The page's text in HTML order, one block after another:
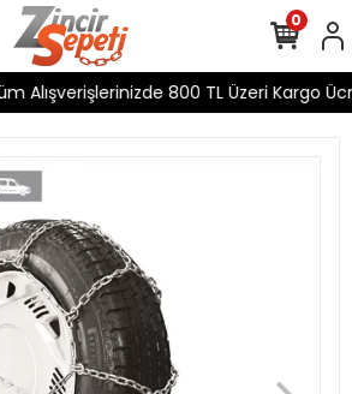
800 TL Üzeri Kargo
0